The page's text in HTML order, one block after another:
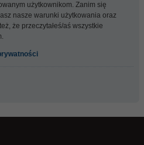
użytkownikom. Zanim się
nasze warunki użytkowania oraz
że przeczytałeś/aś wszystkie